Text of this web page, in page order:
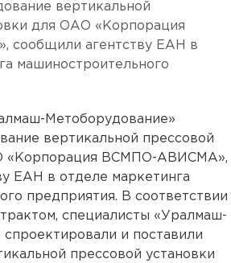
вертикальной
для ОАО «Корпорация
агентству ЕАН в
машиностроительного
Метоборудование»
вертикальной прессовой
«Корпорация ВСМПО-АВИСМА»,
ЕАН в отделе маркетинга
предприятия. В соответствии
специалисты «Уралмаш-
и поставили
прессовой установки